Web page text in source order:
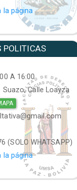
la página
POLITICAS
A 16:00
Calle Loayza
(SOLO WHATSAPP)
la página